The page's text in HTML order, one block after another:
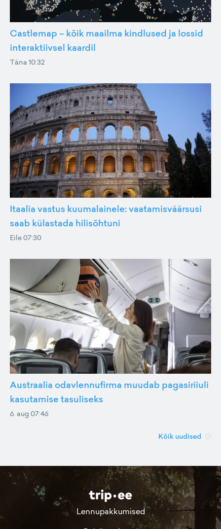
Castlemap – kõik maailma kindlused ja lossid
interaktiivsel kaardil
Täna 10:32
Itaalia vastus kuumalainele: vaatamisväärsusi
saab külastada hilisõhtuni
Eile 07:30
Austraalia odavlennufirma muudab pagasiriiuli
kasutamise tasuliseks
6. aug 07:46
Kõik uudised
Lennupakkumised